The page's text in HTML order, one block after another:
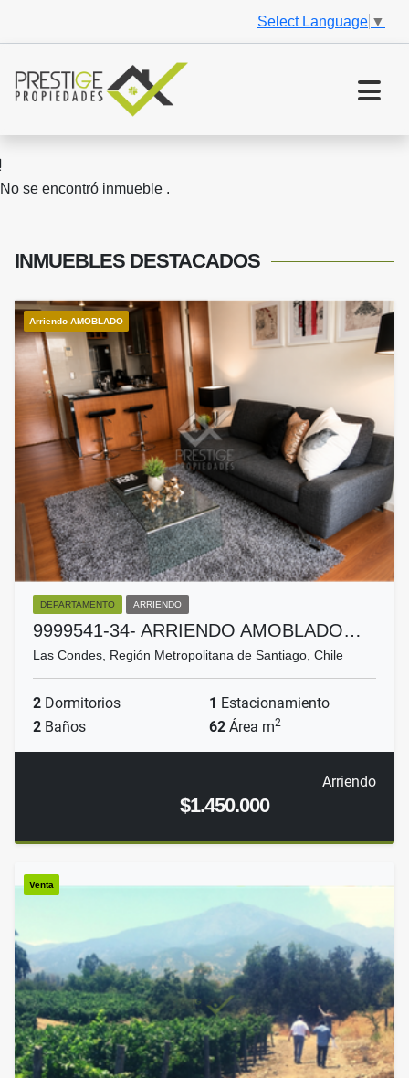
Select Language ▼
No se encontró inmueble .
INMUEBLES DESTACADOS
Arriendo AMOBLADO
DEPARTAMENTO ARRIENDO
9999541-34- ARRIENDO AMOBLADO…
Las Condes, Región Metropolitana de Santiago, Chile
2 Dormitorios 1 Estacionamiento
2 Baños 62 Área m2
Arriendo
$1.450.000
Venta